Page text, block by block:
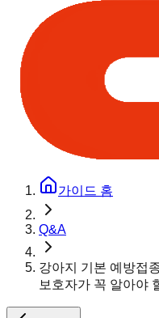
가이드 홈
Q&A
강아지 기본 예방접
보호자가 꼭 알아야